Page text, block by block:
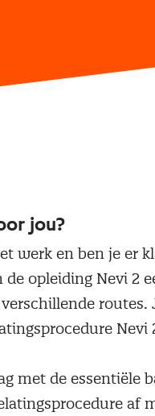
jou?
werk en ben je er
opleiding Nevi 2
Nevi
met de
af